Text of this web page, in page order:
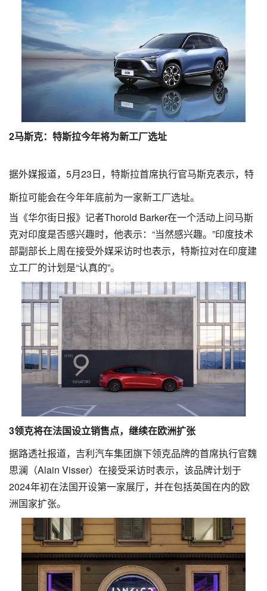
2马斯克：特斯拉今年将为新工厂选址
据外媒报道，5月23日，特斯拉首席执行官马斯克表示，特
斯拉可能会在今年年底前为一家新工厂选址。
当《华尔街日报》记者Thorold Barker在一个活动上问马斯
克对印度是否感兴趣时，他表示：“当然感兴趣。”印度技术
部副部长上周在接受外媒采访时也表示，特斯拉对在印度建
立工厂的计划是“认真的”。
3领克将在法国设立销售点，继续在欧洲扩张
据路透社报道，吉利汽车集团旗下领克品牌的首席执行官魏
思澜（Alain Visser）在接受采访时表示，该品牌计划于
2024年初在法国开设第一家展厅，并在包括英国在内的欧
洲国家扩张。